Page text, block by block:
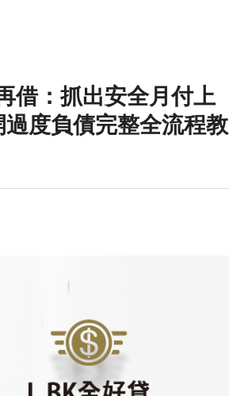
借：抓出安全月付上
度負債完整全流程教